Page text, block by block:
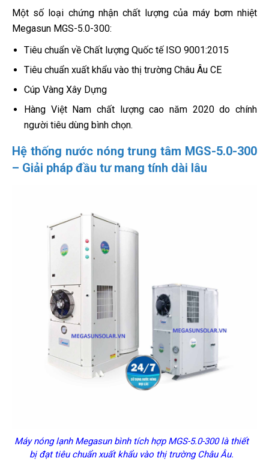
Một số loại chứng nhận chất lượng của máy bơm nhiệt
Megasun MGS-5.0-300:
Tiêu chuẩn về Chất lượng Quốc tế ISO 9001:2015
Tiêu chuẩn xuất khẩu vào thị trường Châu Âu CE
Cúp Vàng Xây Dựng
Hàng Việt Nam chất lượng cao năm 2020 do chính
người tiêu dùng bình chọn.
Hệ thống nước nóng trung tâm MGS-5.0-300
– Giải pháp đầu tư mang tính dài lâu
Máy nóng lạnh Megasun bình tích hợp MGS-5.0-300 là thiết
bị đạt tiêu chuẩn xuất khẩu vào thị trường Châu Âu.